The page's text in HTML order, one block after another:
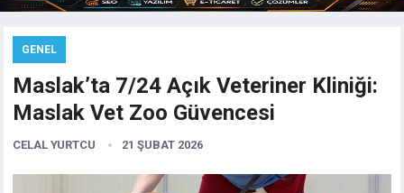
GENEL
Maslak’ta 7/24 Açık Veteriner Kliniği:
Maslak Vet Zoo Güvencesi
CELAL YURTCU 21 ŞUBAT 2026